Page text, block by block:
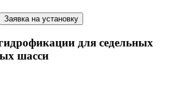
Заявка на установку
для седельных
шасси